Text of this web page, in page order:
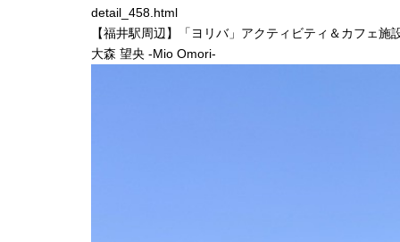
detail_458.html
【福井駅周辺】「ヨリバ」アクティビティ＆カフェ施
大森 望央 -Mio Omori-